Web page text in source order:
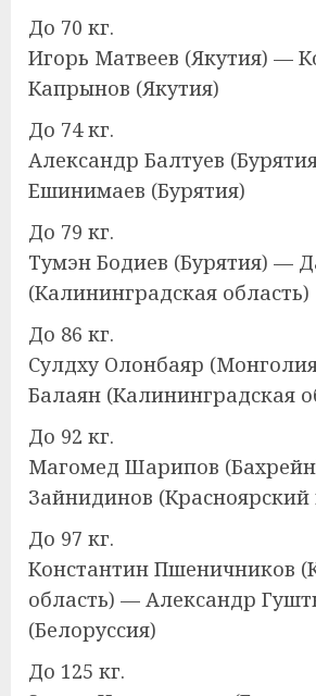
До 70 кг.
Игорь Матвеев (Якутия) —
Капрынов (Якутия)
До 74 кг.
Александр Балтуев
Ешинимаев (Бурятия)
До 79 кг.
Тумэн Бодиев (Бурятия) —
(Калининградская область)
До 86 кг.
Сулдху Олонбаяр
Балаян (Калининградская
До 92 кг.
Магомед Шарипов
Зайнидинов (Красноярский
До 97 кг.
Константин Пшеничников
область) — Александр
(Белоруссия)
До 125 кг.